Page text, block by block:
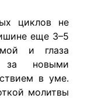
циклов не
еще 3–5
и глаза
за новыми
в уме.
молитвы